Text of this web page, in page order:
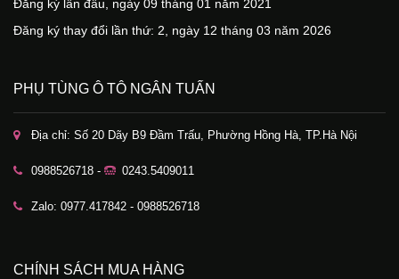
Đăng ký lần đầu, ngày 09 tháng 01 năm 2021
Đăng ký thay đổi lần thứ: 2, ngày 12 tháng 03 năm 2026
PHỤ TÙNG Ô TÔ NGÂN TUẤN
Địa chỉ: Số 20 Dãy B9 Đầm Trấu, Phường Hồng Hà, TP.Hà Nội
0988526718 - 0243.5409011
Zalo: 0977.417842 - 0988526718
CHÍNH SÁCH MUA HÀNG